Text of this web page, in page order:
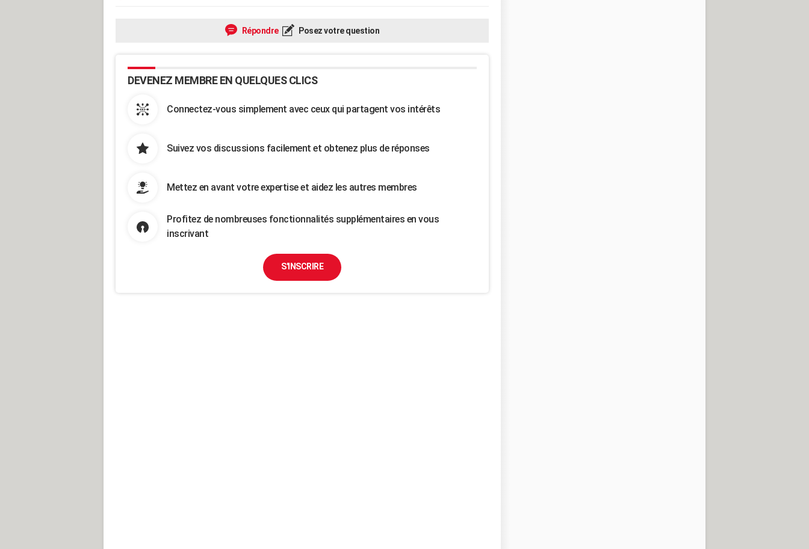
Répondre Posez votre question
DEVENEZ MEMBRE EN QUELQUES CLICS
Connectez-vous simplement avec ceux qui partagent vos intérêts
Suivez vos discussions facilement et obtenez plus de réponses
Mettez en avant votre expertise et aidez les autres membres
Profitez de nombreuses fonctionnalités supplémentaires en vous
inscrivant
S'INSCRIRE